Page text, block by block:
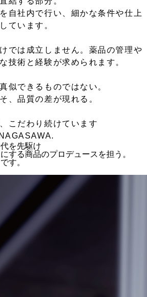
自社内で行い、細かな条件や仕上
ています。
では成立しません。薬品の管理や
技術と経験が求められます。
似できるものではない。
、品質の差が現れる。
こだわり続けています
を先駆け
する商品のプロデュースを担う。
す。